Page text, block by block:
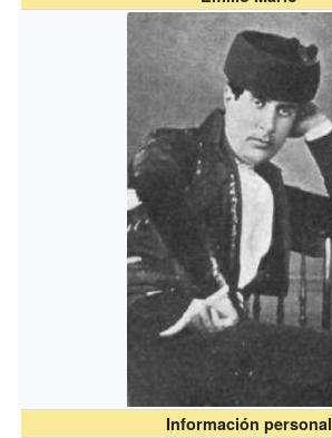
Información personal